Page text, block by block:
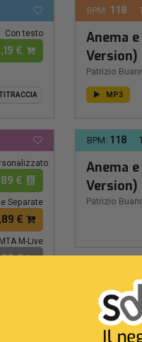
Con testo
€
BPM: 118
Anema
Version)
Patrizio
MP3
€
Separate
€
MTA M-Live
€
BPM: 118
Anema
Version)
Patrizio
BPM:118